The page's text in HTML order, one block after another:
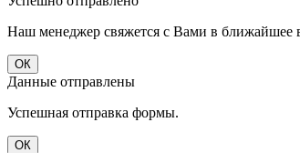
Наш менеджер свяжется с Вами в ближайшее
ОК
Данные отправлены
Успешная отправка формы.
ОК